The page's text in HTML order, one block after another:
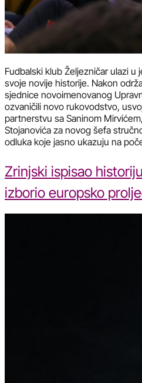
Fudbalski klub Željezničar ulazi u
svoje novije historije. Nakon
sjednice novoimenovanog
ozvaničili novo rukovodstvo,
partnerstvu sa Saninom
Stojanovića za novog šefa
odluka koje jasno ukazuju na
Zrinjski ispisao
izborio europsko